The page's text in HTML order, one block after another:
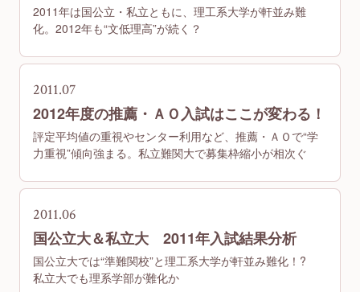
2011年は国公立・私立ともに、理工系大学が軒並み難
化。2012年も“文低理高”が続く？
2011.07
2012年度の推薦・ＡＯ入試はここが変わる！
評定平均値の重視やセンター利用など、推薦・ＡＯで“学
力重視”傾向強まる。私立難関大で募集枠縮小が相次ぐ
2011.06
国公立大＆私立大 2011年入試結果分析
国公立大では“準難関校”と理工系大学が軒並み難化！?
私立大でも理系学部が難化か